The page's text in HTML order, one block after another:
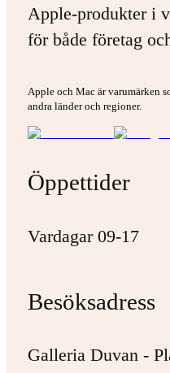
Apple-produkter i
för både företag
Apple och Mac är varumärken
andra länder och regioner.
Öppettider
Vardagar 09-17
Besöksadress
Galleria Duvan -